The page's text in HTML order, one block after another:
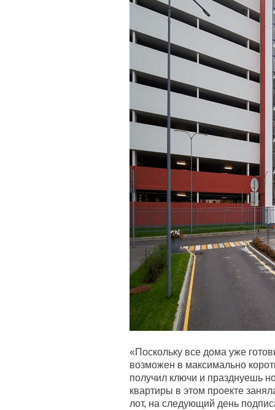
«Поскольку все дома уже
возможен в максимально
получил ключи и празднуешь
квартиры в этом проекте
лот, на следующий день